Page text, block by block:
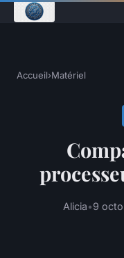
Accueil›Matériel
Alicia•9